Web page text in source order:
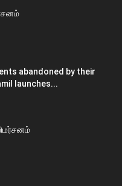
abandoned by their
launches...